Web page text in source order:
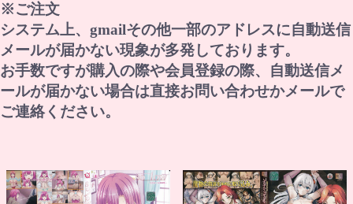
※ご注文
システム上、gmailその他一部のアドレスに自動送信
メールが届かない現象が多発しております。
お手数ですが購入の際や会員登録の際、自動送信メ
ールが届かない場合は直接お問い合わせかメールで
ご連絡ください。